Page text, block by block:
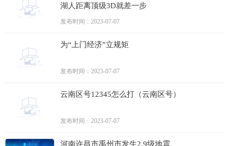
湖人距离顶级3D就差一步
发布时间：2023-07-07
为“上门经济”立规矩
发布时间：2023-07-07
云南区号12345怎么打（云南区号）
发布时间：2023-07-07
河南许昌市禹州市发生2.9级地震